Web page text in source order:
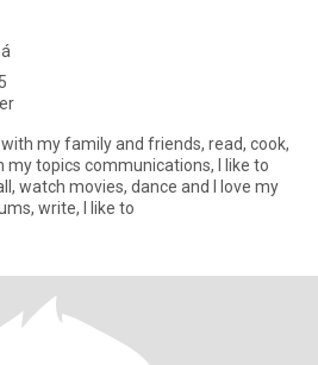
my family and friends, read, cook,
topics communications, I like to
watch movies, dance and I love my
family. I love visiting museums, write, I like to